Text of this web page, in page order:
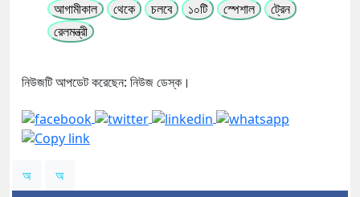
আগামীকাল
থেকে চলবে ১০টি স্পেশাল
ট্রেন
রেলমন্ত্রী
নিউজটি আপডেট করেছেন: নিউজ ডেস্ক।
অ
অ